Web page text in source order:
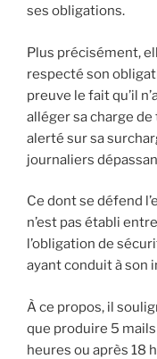
ses obligations.
Plus précisément,
respecté son
preuve le fait qu’il
alléger sa charge de
alerté sur sa
journaliers
Ce dont se défend
n’est pas établi
l’obligation de
ayant conduit à son
À ce propos, il
que produire 5
heures ou après 18